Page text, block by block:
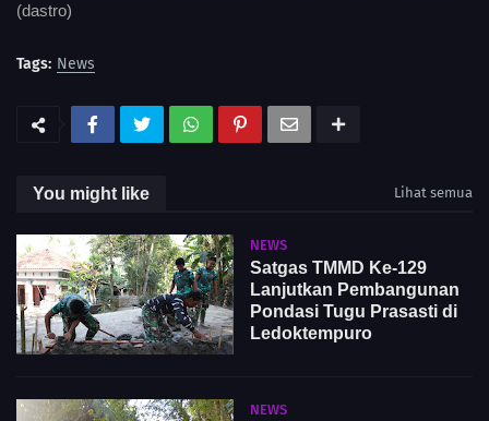
(dastro)
Tags: News
You might like Lihat semua
NEWS
Satgas TMMD Ke-129
Lanjutkan Pembangunan
Pondasi Tugu Prasasti di
Ledoktempuro
NEWS